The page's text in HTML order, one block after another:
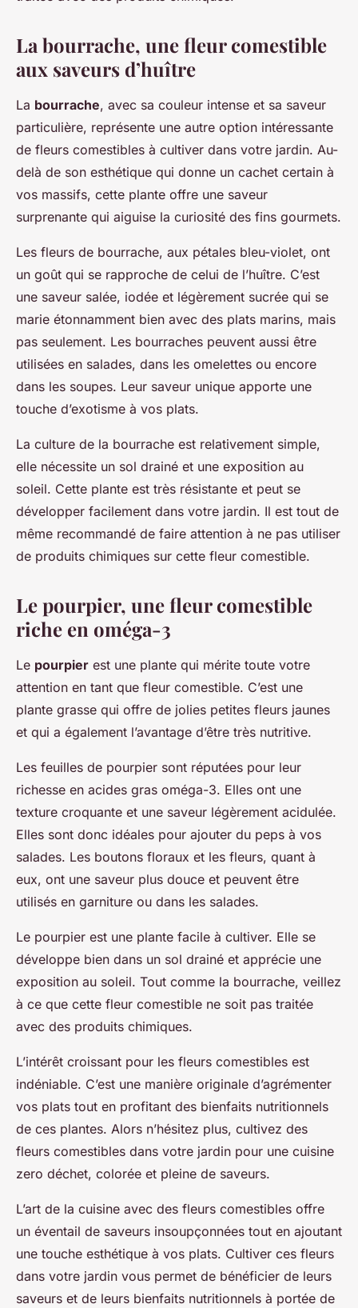
La bourrache, une fleur comestible
aux saveurs d’huître
La bourrache, avec sa couleur intense et sa saveur
particulière, représente une autre option intéressante
de fleurs comestibles à cultiver dans votre jardin. Au-
delà de son esthétique qui donne un cachet certain à
vos massifs, cette plante offre une saveur
surprenante qui aiguise la curiosité des fins gourmets.
Les fleurs de bourrache, aux pétales bleu-violet, ont
un goût qui se rapproche de celui de l’huître. C’est
une saveur salée, iodée et légèrement sucrée qui se
marie étonnamment bien avec des plats marins, mais
pas seulement. Les bourraches peuvent aussi être
utilisées en salades, dans les omelettes ou encore
dans les soupes. Leur saveur unique apporte une
touche d’exotisme à vos plats.
La culture de la bourrache est relativement simple,
elle nécessite un sol drainé et une exposition au
soleil. Cette plante est très résistante et peut se
développer facilement dans votre jardin. Il est tout de
même recommandé de faire attention à ne pas utiliser
de produits chimiques sur cette fleur comestible.
Le pourpier, une fleur comestible
riche en oméga-3
Le pourpier est une plante qui mérite toute votre
attention en tant que fleur comestible. C’est une
plante grasse qui offre de jolies petites fleurs jaunes
et qui a également l’avantage d’être très nutritive.
Les feuilles de pourpier sont réputées pour leur
richesse en acides gras oméga-3. Elles ont une
texture croquante et une saveur légèrement acidulée.
Elles sont donc idéales pour ajouter du peps à vos
salades. Les boutons floraux et les fleurs, quant à
eux, ont une saveur plus douce et peuvent être
utilisés en garniture ou dans les salades.
Le pourpier est une plante facile à cultiver. Elle se
développe bien dans un sol drainé et apprécie une
exposition au soleil. Tout comme la bourrache, veillez
à ce que cette fleur comestible ne soit pas traitée
avec des produits chimiques.
L’intérêt croissant pour les fleurs comestibles est
indéniable. C’est une manière originale d’agrémenter
vos plats tout en profitant des bienfaits nutritionnels
de ces plantes. Alors n’hésitez plus, cultivez des
fleurs comestibles dans votre jardin pour une cuisine
zero déchet, colorée et pleine de saveurs.
L’art de la cuisine avec des fleurs comestibles offre
un éventail de saveurs insoupçonnées tout en ajoutant
une touche esthétique à vos plats. Cultiver ces fleurs
dans votre jardin vous permet de bénéficier de leurs
saveurs et de leurs bienfaits nutritionnels à portée de